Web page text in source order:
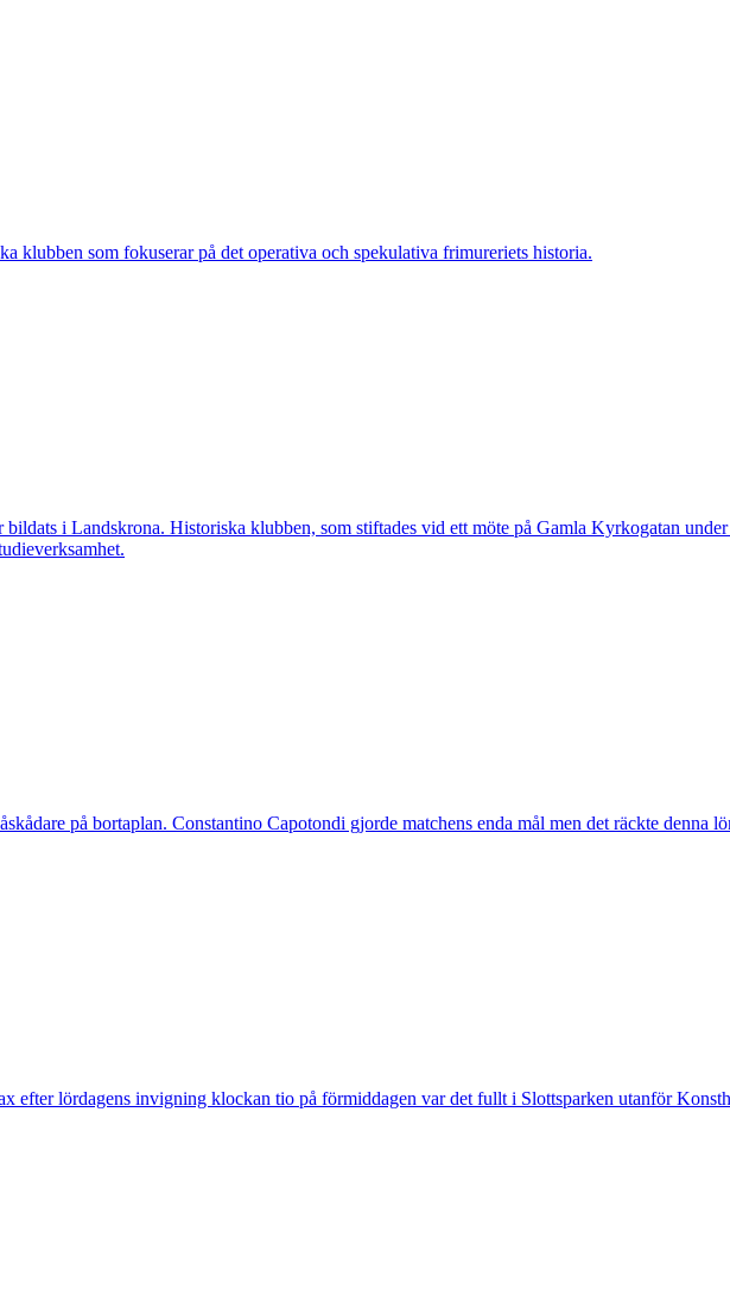
klubben som fokuserar på det operativa och spekulativa frimureriets historia.
i Landskrona. Historiska klubben, som stiftades vid ett möte på Gamla Kyrkogatan under
på bortaplan. Constantino Capotondi gjorde matchens enda mål men det räckte denna
efter lördagens invigning klockan tio på förmiddagen var det fullt i Slottsparken utanför